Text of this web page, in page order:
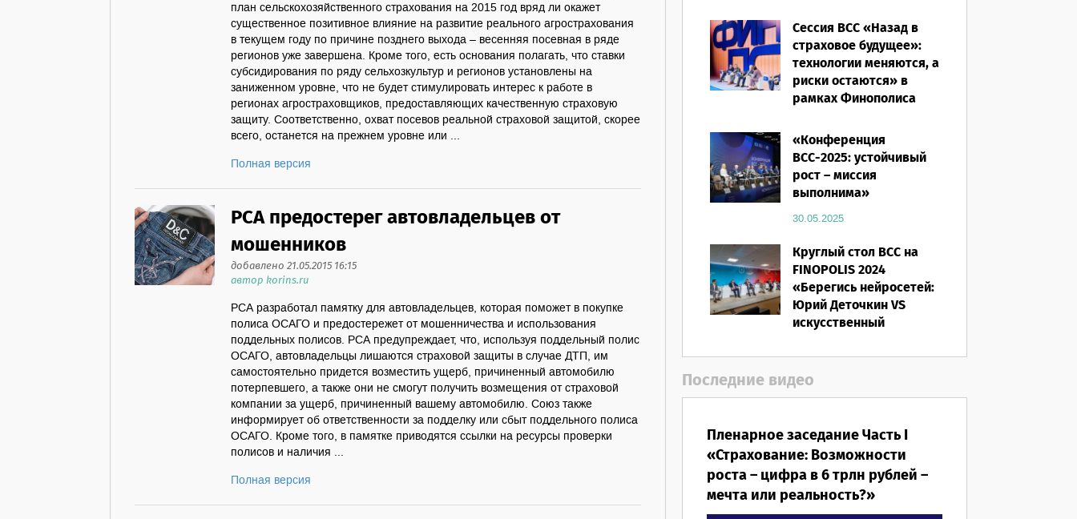
план сельскохозяйственного страхования на 2015 год вряд ли окажет
существенное позитивное влияние на развитие реального агрострахования
в текущем году по причине позднего выхода – весенняя посевная в ряде
регионов уже завершена. Кроме того, есть основания полагать, что ставки
субсидирования по ряду сельхозкультур и регионов установлены на
заниженном уровне, что не будет стимулировать интерес к работе в
регионах агростраховщиков, предоставляющих качественную страховую
защиту. Соответственно, охват посевов реальной страховой защитой, скорее
всего, останется на прежнем уровне или ...
Полная версия
РСА предостерег автовладельцев от
мошенников
добавлено 21.05.2015 16:15
автор korins.ru
РСА разработал памятку для автовладельцев, которая поможет в покупке
полиса ОСАГО и предостережет от мошенничества и использования
поддельных полисов. РСА предупреждает, что, используя поддельный полис
ОСАГО, автовладельцы лишаются страховой защиты в случае ДТП, им
самостоятельно придется возместить ущерб, причиненный автомобилю
потерпевшего, а также они не смогут получить возмещения от страховой
компании за ущерб, причиненный вашему автомобилю. Союз также
информирует об ответственности за подделку или сбыт поддельного полиса
ОСАГО. Кроме того, в памятке приводятся ссылки на ресурсы проверки
полисов и наличия ...
Полная версия
Сессия ВСС «Назад в
страховое будущее»:
технологии меняются, а
риски остаются» в
рамках Финополиса
16.03.2026
«Конференция
ВСС-2025: устойчивый
рост – миссия
выполнима»
30.05.2025
Круглый стол ВСС на
FINOPOLIS 2024
«Берегись нейросетей:
Юрий Деточкин VS
искусственный
Последние видео
Пленарное заседание Часть I
«Страхование: Возможности
роста – цифра в 6 трлн рублей –
мечта или реальность?»